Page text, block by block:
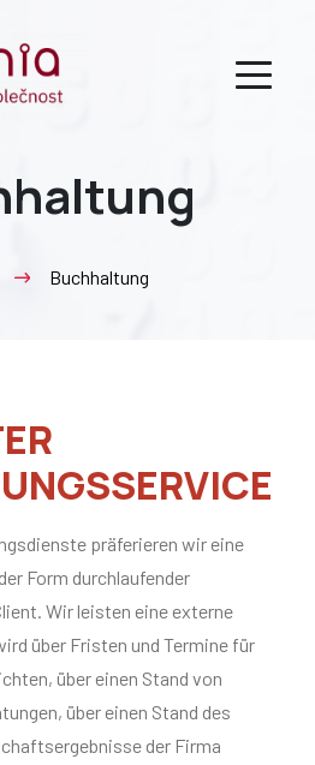
Buchhaltung
präferieren wir eine
Form durchlaufender
Wir leisten eine externe
über Fristen und Termine für
über einen Stand von
über einen Stand des
der Firma